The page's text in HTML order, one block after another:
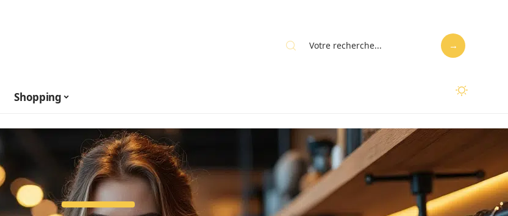
Shopping